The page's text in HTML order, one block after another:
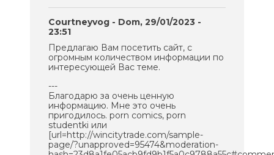
Courtneyvog - Dom, 29/01/2023 -
23:51
Предлагаю Вам посетить сайт, с
огромным количеством информации по
интересующей Вас теме.
---
Благодарю за очень ценную
информацию. Мне это очень
пригодилось. porn comics, porn
studentki или
[url=http://wincitytrade.com/sample-
page/?unapproved=95474&moderation-